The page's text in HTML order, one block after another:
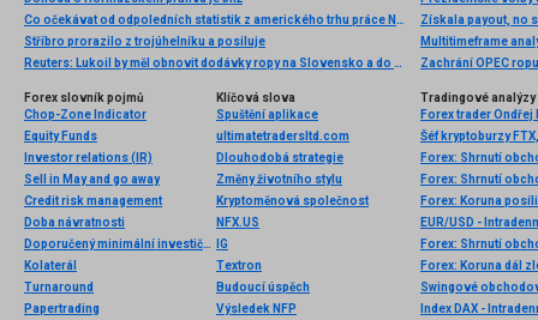
Co očekávat od odpoledních statistik z amerického trhu práce NFP?
Stříbro prorazilo z trojúhelníku a posiluje
Reuters: Lukoil by měl obnovit dodávky ropy na Slovensko a do Maďarska
Získala payout, no
Multitimeframe
Zachrání OPEC
Forex slovník pojmů
Chop-Zone Indicator
Equity Funds
Investor relations (IR)
Sell in May and go away
Credit risk management
Doba návratnosti
Doporučený minimální investiční horizont
Kolaterál
Turnaround
Papertrading
Klíčová slova
Spuštění aplikace
ultimatetradersltd.com
Dlouhodobá strategie
Změny životního stylu
Kryptoměnová společnost
NFX.US
IG
Textron
Budoucí úspěch
Výsledek NFP
Tradingové analýzy
Forex trader
Forex: Shrnutí
Forex: Shrnutí
Forex: Koruna
EUR/USD -
Forex: Shrnutí
Swingové
Index DAX -